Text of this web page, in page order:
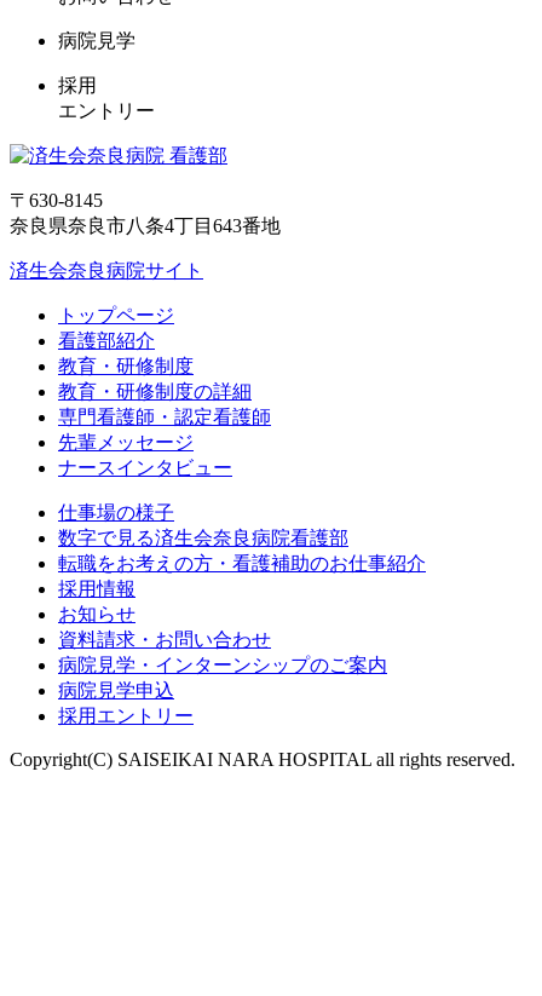
病院見学
採用
エントリー
〒630-8145
奈良県奈良市八条4丁目643番地
済生会奈良病院サイト
トップページ
看護部紹介
教育・研修制度
教育・研修制度の詳細
専門看護師・認定看護師
先輩メッセージ
ナースインタビュー
仕事場の様子
数字で見る済生会奈良病院看護部
転職をお考えの方・看護補助のお仕事紹介
採用情報
お知らせ
資料請求・お問い合わせ
病院見学・インターンシップのご案内
病院見学申込
採用エントリー
Copyright(C) SAISEIKAI NARA HOSPITAL all rights reserved.